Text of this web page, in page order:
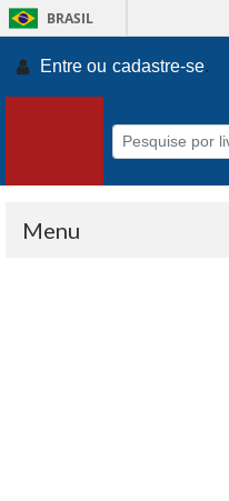
BRASIL
Entre ou cadastre-se.
Menu